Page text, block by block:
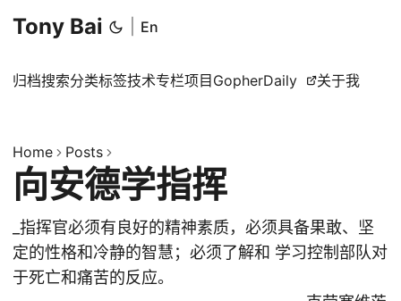
Tony Bai En
归档搜索分类标签技术专栏项目 GopherDaily 关于我
Home Posts
向安德学指挥
_指挥官必须有良好的精神素质，必须具备果敢、坚
定的性格和冷静的智慧；必须了解和 学习控制部队对
于死亡和痛苦的反应。